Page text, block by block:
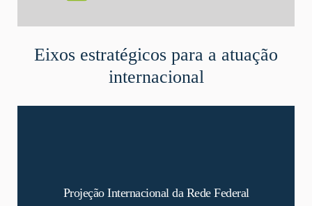
Eixos estratégicos para a atuação
internacional
Projeção Internacional da Rede Federal
educacional internacional, mostrando a qualidade e o potencial do modelo
verticalizado de educação profissional e tecnológica.